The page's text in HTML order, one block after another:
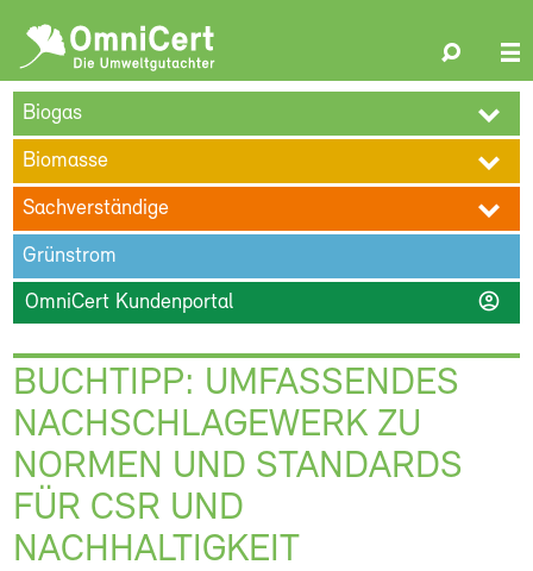
Search
ÜBER UNS BLOG TERMINE REFERENZEN
KARRIERE
KONTAKT
Biogas
Biomasse
Sachverständige
Grünstrom
OmniCert Kundenportal account_circle
BUCHTIPP: UMFASSENDES
NACHSCHLAGEWERK ZU
NORMEN UND STANDARDS
FÜR CSR UND
NACHHALTIGKEIT